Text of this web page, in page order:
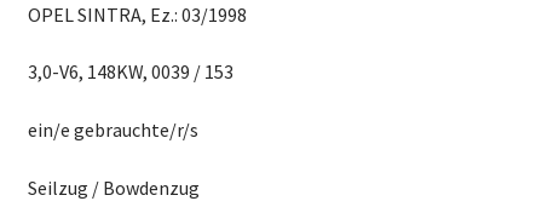
OPEL SINTRA, Ez.: 03/1998
3,0-V6, 148KW, 0039 / 153
ein/e gebrauchte/r/s
Seilzug / Bowdenzug